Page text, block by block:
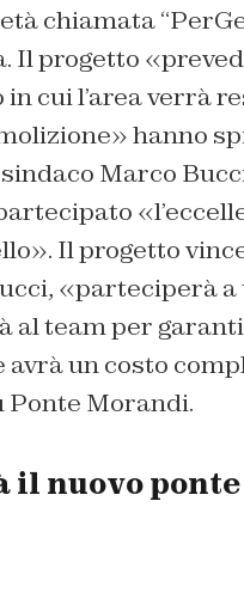
chiamata
Il progetto
cui l’area verrà
hanno
Marco
Il progetto
«parteciperà
al team per
un costo
Ponte Morandi.
il nuovo